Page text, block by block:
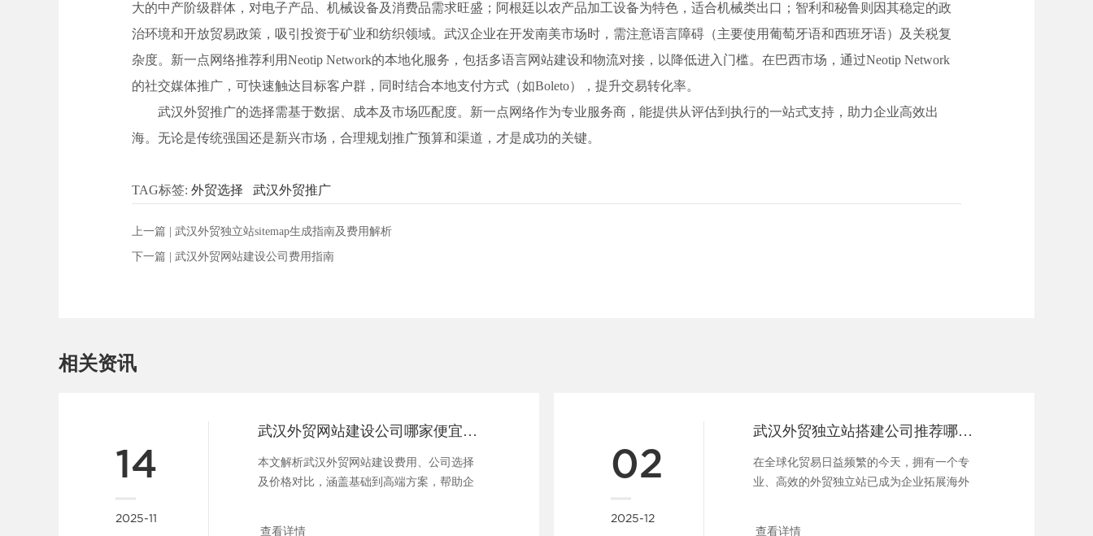
大的中产阶级群体，对电子产品、机械设备及消费品需求旺盛；阿根廷以农产品加工设备为特色，适合机械类出口；智利和秘鲁则因其稳定的政
治环境和开放贸易政策，吸引投资于矿业和纺织领域。武汉企业在开发南美市场时，需注意语言障碍（主要使用葡萄牙语和西班牙语）及关税复
杂度。新一点网络推荐利用Neotip Network的本地化服务，包括多语言网站建设和物流对接，以降低进入门槛。在巴西市场，通过Neotip Network
的社交媒体推广，可快速触达目标客户群，同时结合本地支付方式（如Boleto），提升交易转化率。
武汉外贸推广的选择需基于数据、成本及市场匹配度。新一点网络作为专业服务商，能提供从评估到执行的一站式支持，助力企业高效出
海。无论是传统强国还是新兴市场，合理规划推广预算和渠道，才是成功的关键。
TAG标签: 外贸选择 武汉外贸推广
上一篇 | 武汉外贸独立站sitemap生成指南及费用解析
下一篇 | 武汉外贸网站建设公司费用指南
相关资讯
14
2025-11
武汉外贸网站建设公司哪家便宜及费用指南
本文解析武汉外贸网站建设费用、公司选择
及价格对比，涵盖基础到高端方案，帮助企
查看详情
02
2025-12
武汉外贸独立站搭建公司推荐哪家好？费用与注意事项指南
在全球化贸易日益频繁的今天，拥有一个专
业、高效的外贸独立站已成为企业拓展海外
查看详情